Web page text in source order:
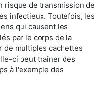
risque de transmission de
infectieux. Toutefois, les
qui causent les
par le corps de la
de multiples cachettes
ci peut traîner des
à l'exemple des